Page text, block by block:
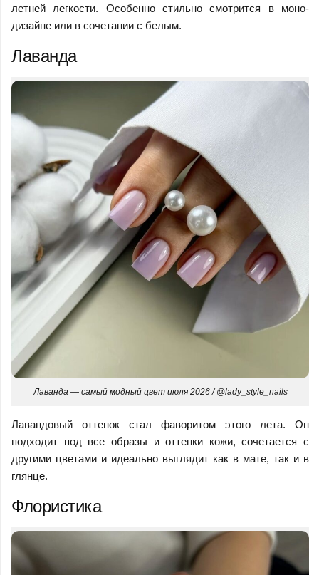
летней легкости. Особенно стильно смотрится в моно-
дизайне или в сочетании с белым.
Лаванда
Лаванда — самый модный цвет июля 2026 / @lady_style_nails
Лавандовый оттенок стал фаворитом этого лета. Он
подходит под все образы и оттенки кожи, сочетается с
другими цветами и идеально выглядит как в мате, так и в
глянце.
Флористика